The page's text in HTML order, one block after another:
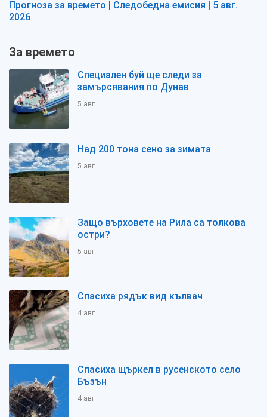
Прогноза за времето | Следобедна емисия | 5 авг.
2026
За времето
Специален буй ще следи за
замърсявания по Дунав
5 авг
Над 200 тона сено за зимата
5 авг
Защо върховете на Рила са толкова
остри?
5 авг
Спасиха рядък вид кълвач
4 авг
Спасиха щъркел в русенското село
Бъзън
4 авг